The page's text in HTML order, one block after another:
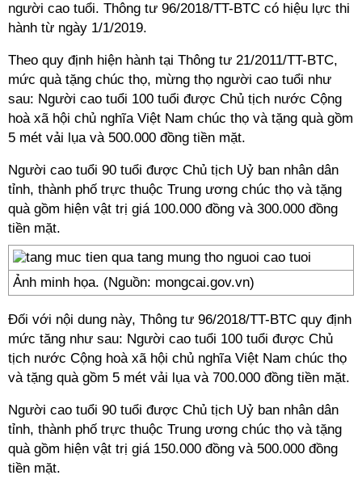
người cao tuổi. Thông tư 96/2018/TT-BTC có hiệu lực thi
hành từ ngày 1/1/2019.
Theo quy định hiện hành tại Thông tư 21/2011/TT-BTC,
mức quà tặng chúc thọ, mừng thọ người cao tuổi như
sau: Người cao tuổi 100 tuổi được Chủ tịch nước Cộng
hoà xã hội chủ nghĩa Việt Nam chúc thọ và tặng quà gồm
5 mét vải lụa và 500.000 đồng tiền mặt.
Người cao tuổi 90 tuổi được Chủ tịch Uỷ ban nhân dân
tỉnh, thành phố trực thuộc Trung ương chúc thọ và tặng
quà gồm hiện vật trị giá 100.000 đồng và 300.000 đồng
tiền mặt.
Ảnh minh họa. (Nguồn: mongcai.gov.vn)
Đối với nội dung này, Thông tư 96/2018/TT-BTC quy định
mức tăng như sau: Người cao tuổi 100 tuổi được Chủ
tịch nước Cộng hoà xã hội chủ nghĩa Việt Nam chúc thọ
và tặng quà gồm 5 mét vải lụa và 700.000 đồng tiền mặt.
Người cao tuổi 90 tuổi được Chủ tịch Uỷ ban nhân dân
tỉnh, thành phố trực thuộc Trung ương chúc thọ và tặng
quà gồm hiện vật trị giá 150.000 đồng và 500.000 đồng
tiền mặt.